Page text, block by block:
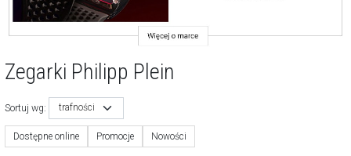
Zegarki Philipp Plein
Sortuj wg: trafności
Dostępne online Promocje Nowości